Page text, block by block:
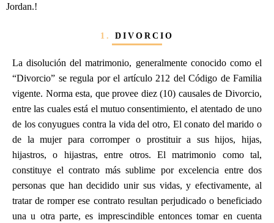
Jordan.!
1. DIVORCIO
La disolución del matrimonio, generalmente conocido como el
“Divorcio” se regula por el artículo 212 del Código de Familia
vigente. Norma esta, que provee diez (10) causales de Divorcio,
entre las cuales está el mutuo consentimiento, el atentado de uno
de los conyugues contra la vida del otro, El conato del marido o
de la mujer para corromper o prostituir a sus hijos, hijas,
hijastros, o hijastras, entre otros. El matrimonio como tal,
constituye el contrato más sublime por excelencia entre dos
personas que han decidido unir sus vidas, y efectivamente, al
tratar de romper ese contrato resultan perjudicado o beneficiado
una u otra parte, es imprescindible entonces tomar en cuenta